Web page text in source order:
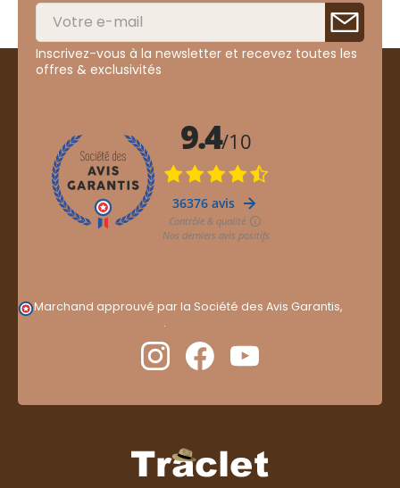
Inscrivez-vous à la newsletter et recevez toutes les
offres & exclusivités
Marchand approuvé par la Société des Avis Garantis,
.